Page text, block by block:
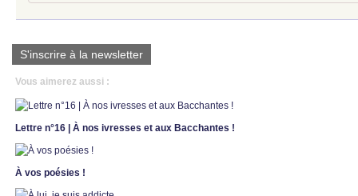
S'inscrire à la newsletter
Vous aimerez aussi :
Lettre n°16 | À nos ivresses et aux Bacchantes !
À vos poésies !